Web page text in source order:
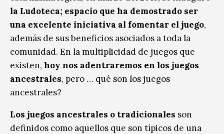
la Ludoteca; espacio que ha demostrado ser
una excelente iniciativa al fomentar el juego,
además de sus beneficios asociados a toda la
comunidad. En la multiplicidad de juegos que
existen, hoy nos adentraremos en los juegos
ancestrales, pero … qué son los juegos
ancestrales?
Los juegos ancestrales o tradicionales son
definidos como aquellos que son típicos de una